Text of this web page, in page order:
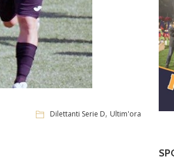
Dilettanti Serie D, Ultim'ora